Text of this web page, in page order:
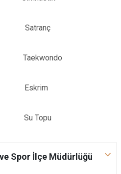
Satranç
Taekwondo
Eskrim
Topu
Spor İlçe Müdürlüğü